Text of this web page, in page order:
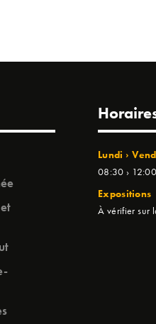
Lundi ›
08:30 ›
Expositions
À vérifier sur